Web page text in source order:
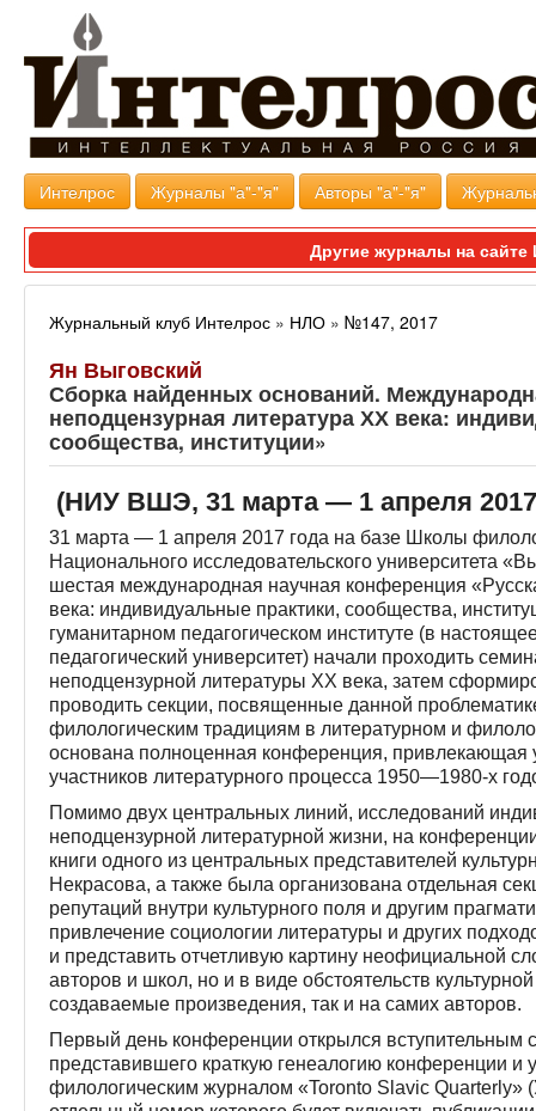
Интелрос Журналы "а"-"я" Авторы "а"-"я"
Другие журналы на
Журнальный клуб Интелрос » НЛО » №147, 2017
Ян Выговский
Сборка найденных оснований.
неподцензурная литература ХХ века:
сообщества, институции»
(НИУ ВШЭ, 31 марта — 1 апреля 2017
31 марта — 1 апреля 2017 года на базе Школы
Национального исследовательского университета
шестая международная научная конференция
века: индивидуальные практики, сообщества,
гуманитарном педагогическом институте (в
педагогический университет) начали проходить
неподцензурной литературы ХХ века, затем
проводить секции, посвященные данной
филологическим традициям в литературном и
основана полноценная конференция, привлекающая
участников литературного процесса 1950—1980-х
Помимо двух центральных линий, исследований
неподцензурной литературной жизни, на
книги одного из центральных представителей
Некрасова, а также была организована отдельная
репутаций внутри культурного поля и другим
привлечение социологии литературы и других
и представить отчетливую картину неофициальной
авторов и школ, но и в виде обстоятельств
создаваемые произведения, так и на самих авторов.
Первый день конференции открылся
представившего краткую генеалогию конференции и
филологическим журналом «Toronto Slavic Quarterly»